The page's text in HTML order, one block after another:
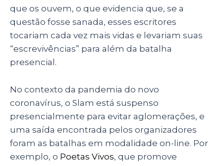
que os ouvem, o que evidencia que, se a
questão fosse sanada, esses escritores
tocariam cada vez mais vidas e levariam suas
“escrevivências” para além da batalha
presencial.
No contexto da pandemia do novo
coronavírus, o Slam está suspenso
presencialmente para evitar aglomerações, e
uma saída encontrada pelos organizadores
foram as batalhas em modalidade on-line. Por
exemplo, o Poetas Vivos, que promove